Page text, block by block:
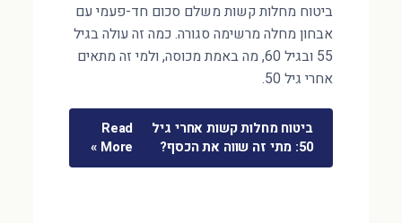
ביטוח מחלות קשות משלם סכום חד-פעמי עם
אבחון מחלה מרשימה סגורה. כמה זה עולה בגיל
55 ובגיל 60, מה באמת מכוסה, ולמי זה מתאים
אחרי גיל 50.
ביטוח מחלות קשות אחרי גיל
50: מתי זה שווה את הכסף?
Read
More »